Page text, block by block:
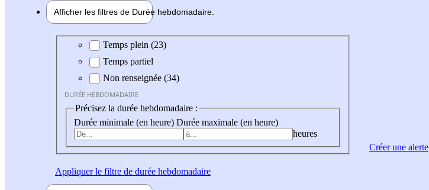
Afficher les filtres de Durée hebdomadaire
Durée hebdomadaire
Temps plein (23)
Temps partiel
Non renseignée (34)
DURÉE HEBDOMADAIRE
Précisez la durée hebdomadaire :
Durée minimale (en heure) Durée maximale (en heure)
heures
Appliquerle filtre de durée hebdomadaire
Créer une alerte